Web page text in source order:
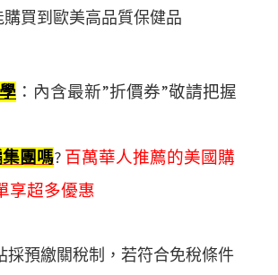
買到歐美高品質保健品
：內含最新”折價券”敬請把握
團嗎? 百萬華人推薦的美國購
享超多優惠
採預繳關稅制，若符合免稅條件